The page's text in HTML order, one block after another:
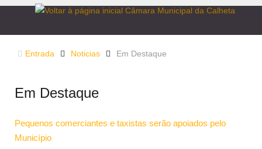
Entrada Noticias Em Destaque
Em Destaque
Pequenos comerciantes e taxistas serão apoiados pelo
Município